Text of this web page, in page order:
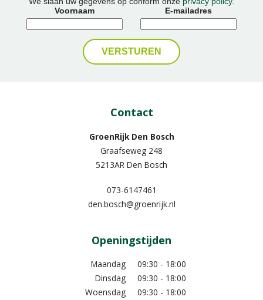
Voornaam
E-mailadres
Contact
GroenRijk Den Bosch
Graafseweg 248
5213AR Den Bosch
073-6147461
den.bosch@groenrijk.nl
Openingstijden
Maandag
09:30 - 18:00
Dinsdag
09:30 - 18:00
Woensdag
09:30 - 18:00